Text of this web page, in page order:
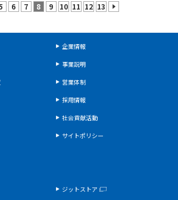
6 7 8 9 10 11 12 13
企業情報
事業説明
営業体制
採用情報
社会貢献活動
サイトポリシー
ジットストア